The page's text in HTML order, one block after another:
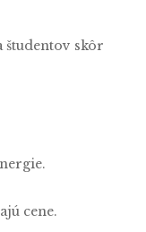
študentov skôr
cene.